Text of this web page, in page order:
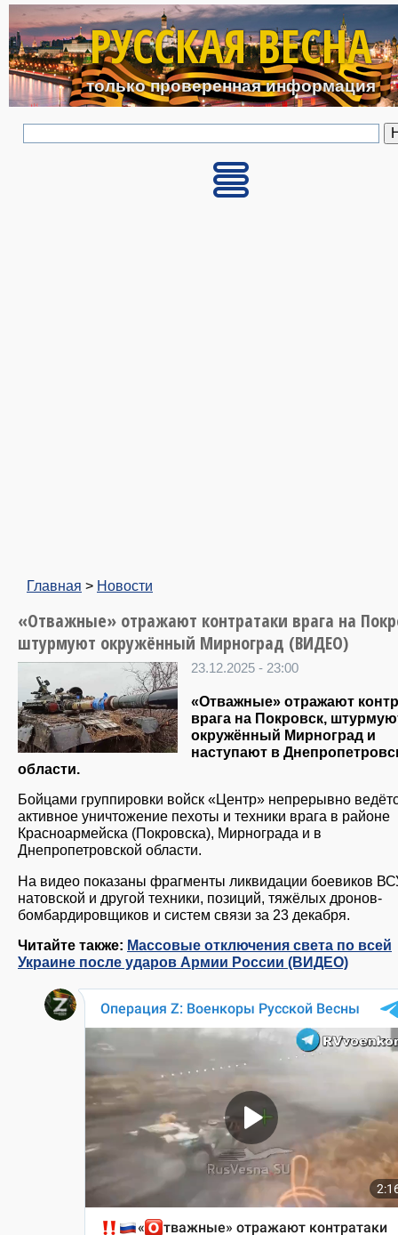
Перейти к основному
РУССКАЯ ВЕСНА
только проверенная информация
Главная > Новости
«Отважные» отражают контратаки врага на
штурмуют окружённый Мирноград (ВИДЕО)
23.12.2025 - 23:00
«Отважные» отражают
врага на Покровск,
окружённый Мирноград и
наступают в
области.
Бойцами группировки войск «Центр» непрерывно
активное уничтожение пехоты и техники врага в районе
Красноармейска (Покровска), Мирнограда и в
Днепропетровской области.
На видео показаны фрагменты ликвидации боевиков
натовской и другой техники, позиций, тяжёлых дронов-
бомбардировщиков и систем связи за 23 декабря.
Читайте также: Массовые отключения света по всей
Украине после ударов Армии России (ВИДЕО)